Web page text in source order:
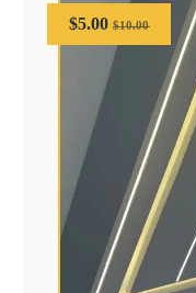
$10.00
$5.00